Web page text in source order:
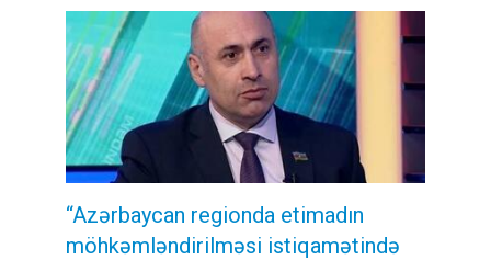
“Azərbaycan regionda etimadın
möhkəmləndirilməsi istiqamətində